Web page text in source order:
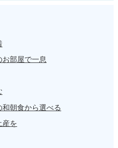
部屋で一息
朝食から選べる
産を